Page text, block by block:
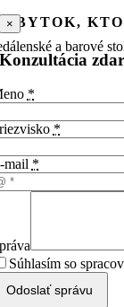
×
Konzultácia
*
*
mail *
Súhlasím so
Odoslať správu
a barové